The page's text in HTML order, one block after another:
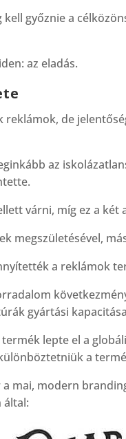
győznie a
az eladás.
reklámok, de
az
várni, míg ez a két
megszületésével,
a reklámok
gyártási
lepte el a
a
a mai, modern
által: